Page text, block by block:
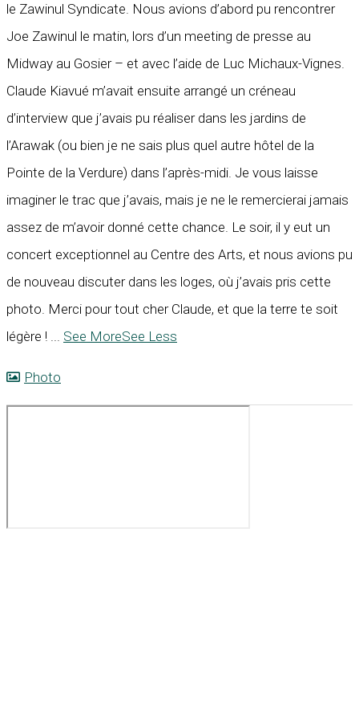
le Zawinul Syndicate. Nous avions d’abord pu rencontrer
Joe Zawinul le matin, lors d’un meeting de presse au
Midway au Gosier – et avec l’aide de Luc Michaux-Vignes.
Claude Kiavué m’avait ensuite arrangé un créneau
d’interview que j’avais pu réaliser dans les jardins de
l’Arawak (ou bien je ne sais plus quel autre hôtel de la
Pointe de la Verdure) dans l’après-midi. Je vous laisse
imaginer le trac que j’avais, mais je ne le remercierai jamais
assez de m’avoir donné cette chance. Le soir, il y eut un
concert exceptionnel au Centre des Arts, et nous avions pu
de nouveau discuter dans les loges, où j’avais pris cette
photo. Merci pour tout cher Claude, et que la terre te soit
légère ! ... See MoreSee Less
Photo